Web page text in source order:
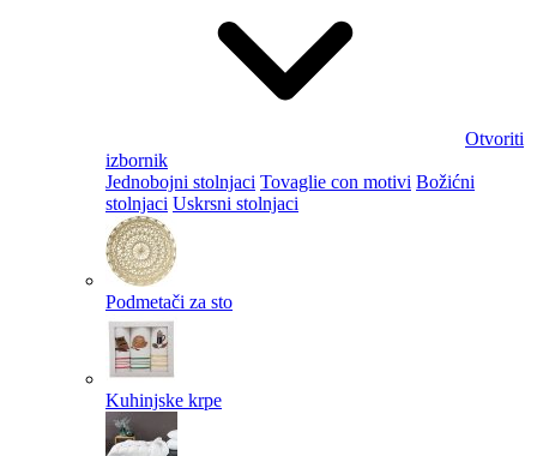
Otvoriti
izbornik
Jednobojni stolnjaci Tovaglie con motivi Božićni
stolnjaci Uskrsni stolnjaci
Podmetači za sto
Kuhinjske krpe